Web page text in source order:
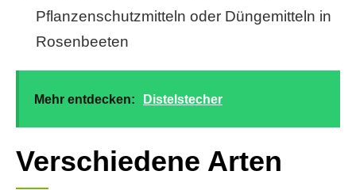
Pflanzenschutzmitteln oder Düngemitteln in
Rosenbeeten
Mehr entdecken: Distelstecher
Verschiedene Arten